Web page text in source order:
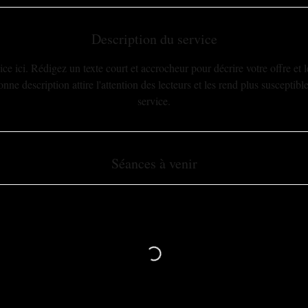
Description du service
ici. Rédigez un texte court et accrocheur pour décrire votre offre et
description attire l'attention des lecteurs et les rend plus
service.
Séances à venir